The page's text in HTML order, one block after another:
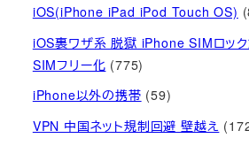
iOS(iPhone iPad iPod Touch OS)
iOS裏ワザ系 脱獄 iPhone SIMロック
SIMフリー化 (775)
iPhone以外の携帯 (59)
VPN 中国ネット規制回避 壁越え